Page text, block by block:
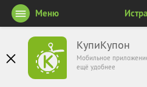
КупиКупон
Мобильное
ещё удобнее
Меню Истра